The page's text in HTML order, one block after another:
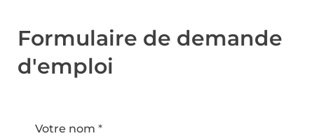
Formulaire de demande
d'emploi
Votre nom *